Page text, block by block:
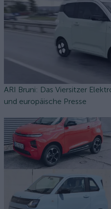
ARI Bruni: Das Viersitzer
und europäische Presse